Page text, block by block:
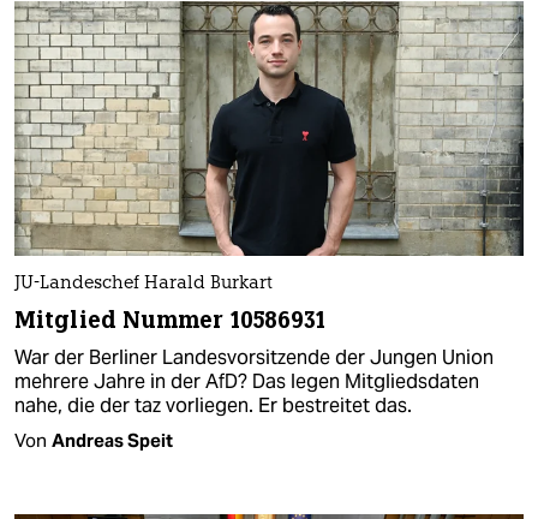
JU-Landeschef Harald Burkart
Mitglied Nummer 10586931
War der Berliner Landesvorsitzende der Jungen Union
mehrere Jahre in der AfD? Das legen Mitgliedsdaten
nahe, die der taz vorliegen. Er bestreitet das.
Von Andreas Speit